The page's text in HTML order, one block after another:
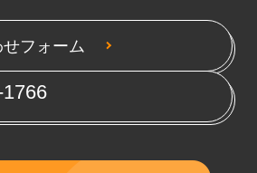
フォーム